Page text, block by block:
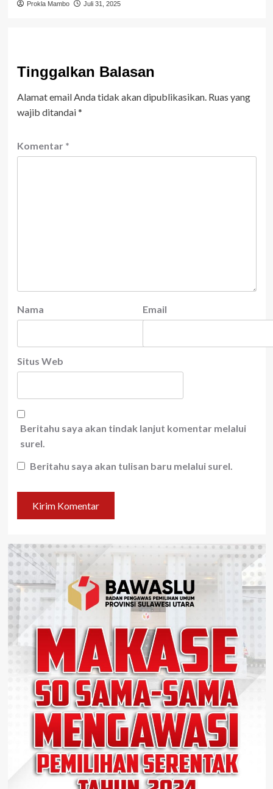
Prokla Mambo Juli 31, 2025
Tinggalkan Balasan
Alamat email Anda tidak akan dipublikasikan. Ruas yang
wajib ditandai*
Komentar *
Nama Email
Situs Web
Beritahu saya akan tindak lanjut komentar melalui
surel.
Beritahu saya akan tulisan baru melalui surel.